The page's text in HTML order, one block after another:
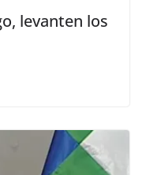
levanten los